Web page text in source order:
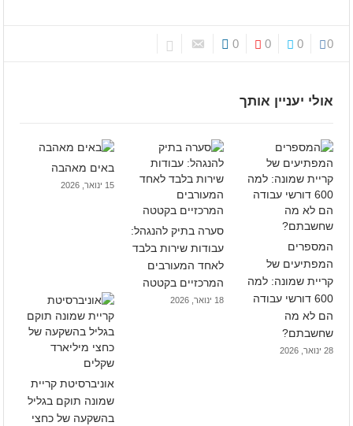
0
0
0
0
אולי יעניין אותך
המספרים
המפתיעים של
קריית שמונה: למה
600 דורשי עבודה
הם לא מה
שחשבתם?
28 ינואר, 2026
סערה בתיק להנגהל:
עבודות שירות בלבד
לאחד המעורבים
המרכזיים בקטטה
18 ינואר, 2026
באים מאהבה
15 ינואר, 2026
אוניברסיטת קריית
שמונה תוקם בגליל
בהשקעה של כחצי